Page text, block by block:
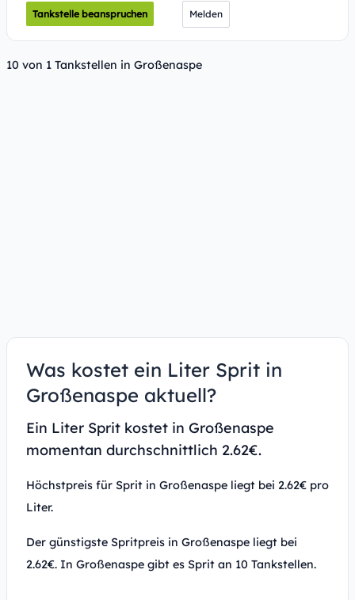
Tankstelle beanspruchen Melden
10 von 1 Tankstellen in Großenaspe
Was kostet ein Liter Sprit in
Großenaspe aktuell?
Ein Liter Sprit kostet in Großenaspe
momentan durchschnittlich 2.62€.
Höchstpreis für Sprit in Großenaspe liegt bei 2.62€ pro
Liter.
Der günstigste Spritpreis in Großenaspe liegt bei
2.62€. In Großenaspe gibt es Sprit an 10 Tankstellen.